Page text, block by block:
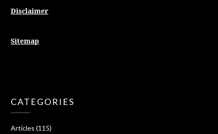
Disclaimer
Sitemap
CATEGORIES
Articles (115)